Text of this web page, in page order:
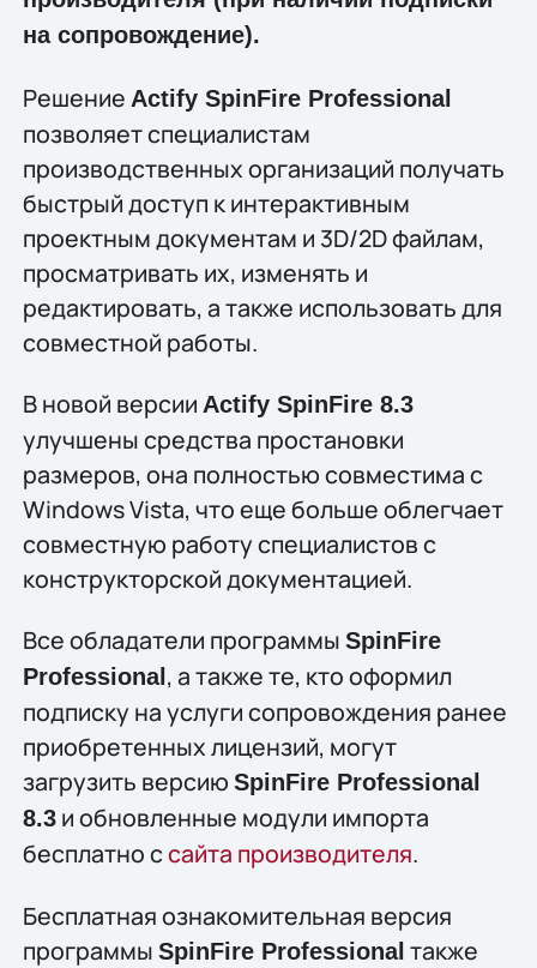
на сопровождение).
Решение Actify SpinFire Professional
позволяет специалистам
производственных организаций получать
быстрый доступ к интерактивным
проектным документам и 3D/2D файлам,
просматривать их, изменять и
редактировать, а также использовать для
совместной работы.
В новой версии Actify SpinFire 8.3
улучшены средства простановки
размеров, она полностью совместима с
Windows Vista, что еще больше облегчает
совместную работу специалистов с
конструкторской документацией.
Все обладатели программы SpinFire
Professional , а также те, кто оформил
подписку на услуги сопровождения ранее
приобретенных лицензий, могут
загрузить версию SpinFire Professional
8.3и обновленные модули импорта
бесплатно ссайта производителя.
Бесплатная ознакомительная версия
программы SpinFire Professional также